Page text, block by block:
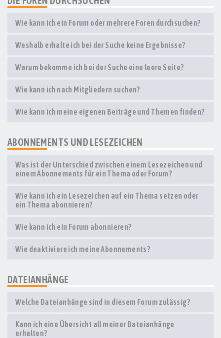
Wie kann ich ein Forum oder mehrere Foren durchsuchen?
Weshalb erhalte ich bei der Suche keine Ergebnisse?
Warum bekomme ich bei der Suche eine leere Seite?
Wie kann ich nach Mitgliedern suchen?
Wie kann ich meine eigenen Beiträge und Themen finden?
ABONNEMENTS UND LESEZEICHEN
Was ist der Unterschied zwischen einem Lesezeichen und
einem Abonnements für ein Thema oder Forum?
Wie kann ich ein Lesezeichen auf ein Thema setzen oder
ein Thema abonnieren?
Wie kann ich ein Forum abonnieren?
Wie deaktiviere ich meine Abonnements?
DATEIANHÄNGE
Welche Dateianhänge sind in diesem Forum zulässig?
Kann ich eine Übersicht all meiner Dateianhänge
erhalten?